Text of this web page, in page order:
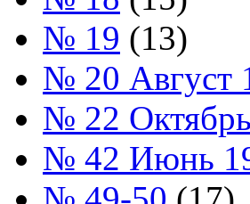
№ 19 (13)
№ 20 Август
№ 22
№ 42 Июнь